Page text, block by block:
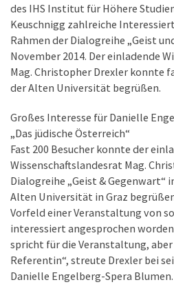
des IHS Institut für Höhere
Keuschnigg zahlreiche
Rahmen der Dialogreihe „Geist
November 2014. Der einladende
Mag. Christopher Drexler konnte
der Alten Universität begrüßen.
Großes Interesse für Danielle
„Das jüdische Österreich“
Fast 200 Besucher konnte der
Wissenschaftslandesrat Mag.
Dialogreihe „Geist & Gegenwart“
Alten Universität in Graz
Vorfeld einer Veranstaltung von
interessiert angesprochen
spricht für die Veranstaltung,
Referentin“, streute Drexler bei
Danielle Engelberg-Spera Blumen.